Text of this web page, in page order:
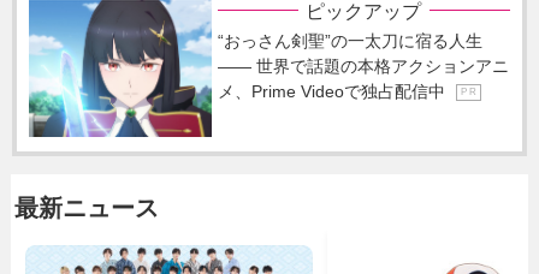
ピックアップ
“おっさん剣聖”の一太刀に宿る人生
―― 世界で話題の本格アクションアニ
メ、Prime Videoで独占配信中
P R
最新ニュース